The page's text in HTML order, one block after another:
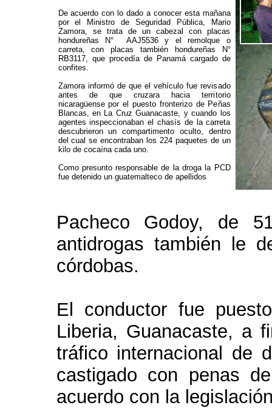
De acuerdo con lo dado a conocer esta mañana
por el Ministro de Seguridad Pública, Mario
Zamora, se trata de un cabezal con placas
hondureñas N° AAJ5536 y el remolque o
carreta, con placas también hondureñas N°
RB3117, que procedía de Panamá cargado de
confites.
Zamora informó de que el vehículo fue revisado
antes de que cruzara hacia territorio
nicaragüense por el puesto fronterizo de Peñas
Blancas, en La Cruz Guanacaste, y cuando los
agentes inspeccionaban el chasís de la carreta
descubrieron un compartimento oculto, dentro
del cual se encontraban los 224 paquetes de un
kilo de cocaína cada uno.
Como presunto responsable de la droga la PCD
fue detenido un guatemalteco de apellidos
Pacheco Godoy, de
antidrogas también le
córdobas.
El conductor fue
Liberia, Guanacaste, a
tráfico internacional de
castigado con penas
acuerdo con la